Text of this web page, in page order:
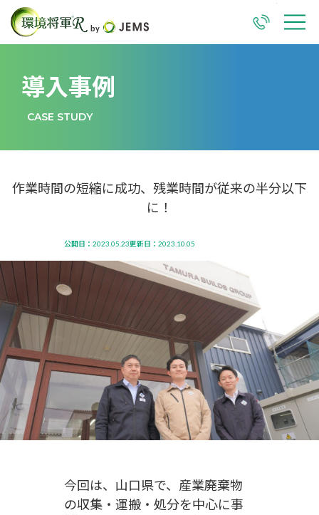
導入事例
CASE STUDY
作業時間の短縮に成功、残業時間が従来の半分以下
に！
公開日：2023.05.23更新日：2023.10.05
今回は、山口県で、産業廃棄物
の収集・運搬・処分を中心に事